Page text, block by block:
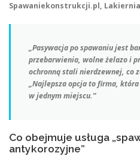
Spawaniekonstrukcji.pl, Lakiernia
„Pasywacja po spawaniu jest
przebarwienia, wolne żelazo i
ochronną stali nierdzewnej, co
„Najlepsza opcja to firma,
w jednym miejscu.”
Co obejmuje usługa
antykorozyjne”